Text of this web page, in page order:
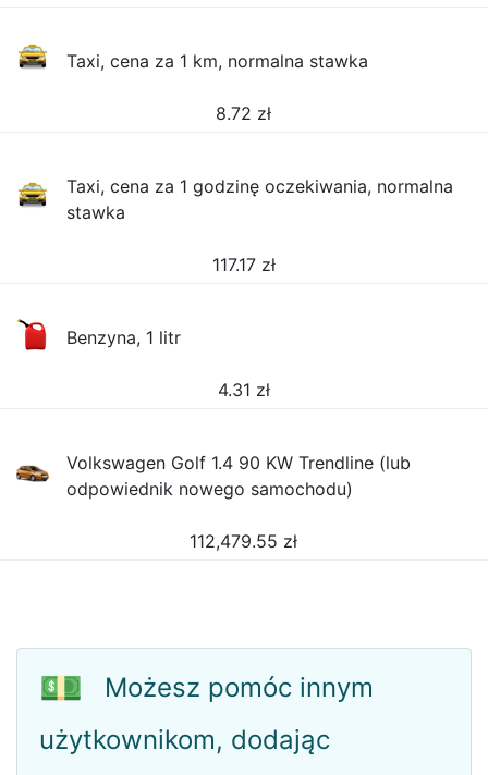
Taxi, cena za 1 km, normalna stawka
8.72 zł
Taxi, cena za 1 godzinę oczekiwania, normalna
stawka
117.17 zł
Benzyna, 1 litr
4.31 zł
Volkswagen Golf 1.4 90 KW Trendline (lub
odpowiednik nowego samochodu)
112,479.55 zł
💵
Możesz pomóc innym
użytkownikom, dodając